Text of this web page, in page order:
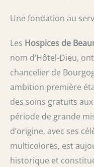
Une fondation au
Les Hospices de
nom d’Hôtel-Dieu,
chancelier de
ambition première
des soins gratuits
période de grande
d’origine, avec ses
multicolores, est
historique et